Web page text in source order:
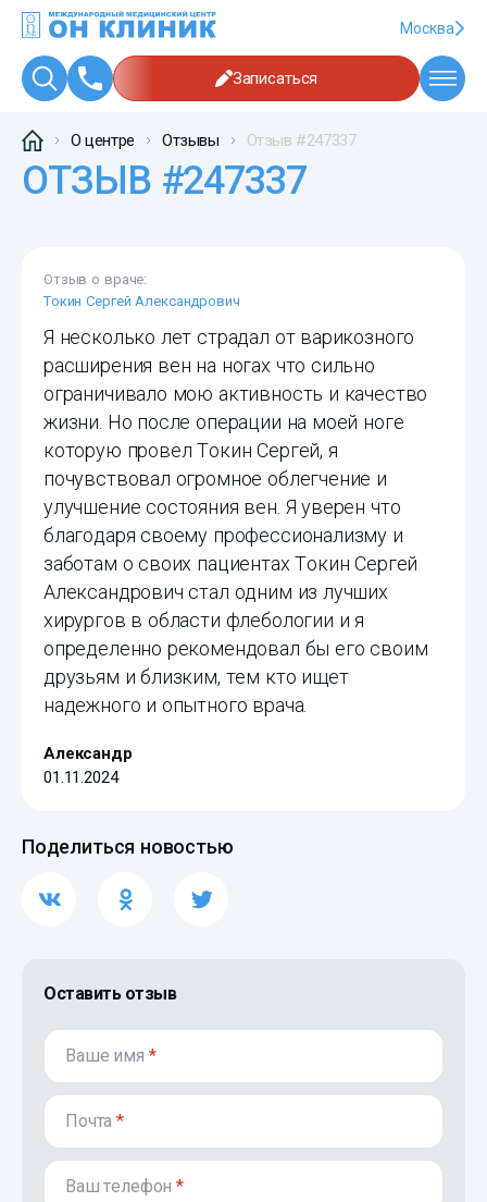
Москва
Записаться
О центре Отзывы Отзыв #247337
ОТЗЫВ #247337
Отзыв о враче:
Токин Сергей Александрович
Я несколько лет страдал от варикозного
расширения вен на ногах что сильно
ограничивало мою активность и качество
жизни. Но после операции на моей ноге
которую провел Токин Сергей, я
почувствовал огромное облегчение и
улучшение состояния вен. Я уверен что
благодаря своему профессионализму и
заботам о своих пациентах Токин Сергей
Александрович стал одним из лучших
хирургов в области флебологии и я
определенно рекомендовал бы его своим
друзьям и близким, тем кто ищет
надежного и опытного врача.
Александр
01.11.2024
Поделиться новостью
Оставить отзыв
Ваше имя *
Почта*
Ваш телефон*